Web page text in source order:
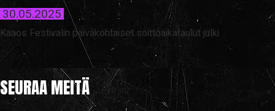
30.05.2025
Kaaos Festivalin päiväkohtaiset soittoaikataulut julki
SEURAA MEITÄ